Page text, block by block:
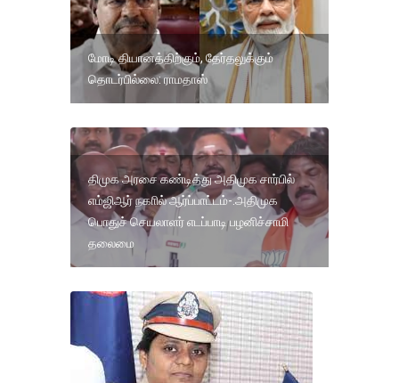
மோடி தியானத்திற்கும், தேர்தலுக்கும்
தொடர்பில்லை: ராமதாஸ்
திமுக அரசை கண்டித்து அதிமுக சார்பில்
எம்ஜிஆர் நகாில் ஆர்ப்பாட்டம்-.அதிமுக
பொதுச் செயலாளர் எடப்பாடி பழனிச்சாமி
தலைமை